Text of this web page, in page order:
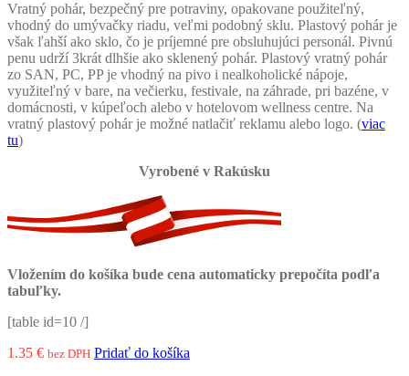
Vratný pohár, bezpečný pre potraviny, opakovane použiteľný,
vhodný do umývačky riadu, veľmi podobný sklu. Plastový pohár je
však ľahší ako sklo, čo je príjemné pre obsluhujúci personál. Pivnú
penu udrží 3krát dlhšie ako sklenený pohár. Plastový vratný pohár
zo SAN, PC, PP je vhodný na pivo i nealkoholické nápoje,
využiteľný v bare, na večierku, festivale, na záhrade, pri bazéne, v
domácnosti, v kúpeľoch alebo v hotelovom wellness centre. Na
vratný plastový pohár je možné natlačiť reklamu alebo logo. (viac
tu)
Vyrobené v Rakúsku
Vložením do košíka bude cena automaticky prepočíta podľa
tabuľky.
[table id=10 /]
1.35 € bez DPH Pridať do košíka